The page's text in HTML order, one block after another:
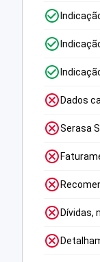
Dados
Serasa
Dívidas,